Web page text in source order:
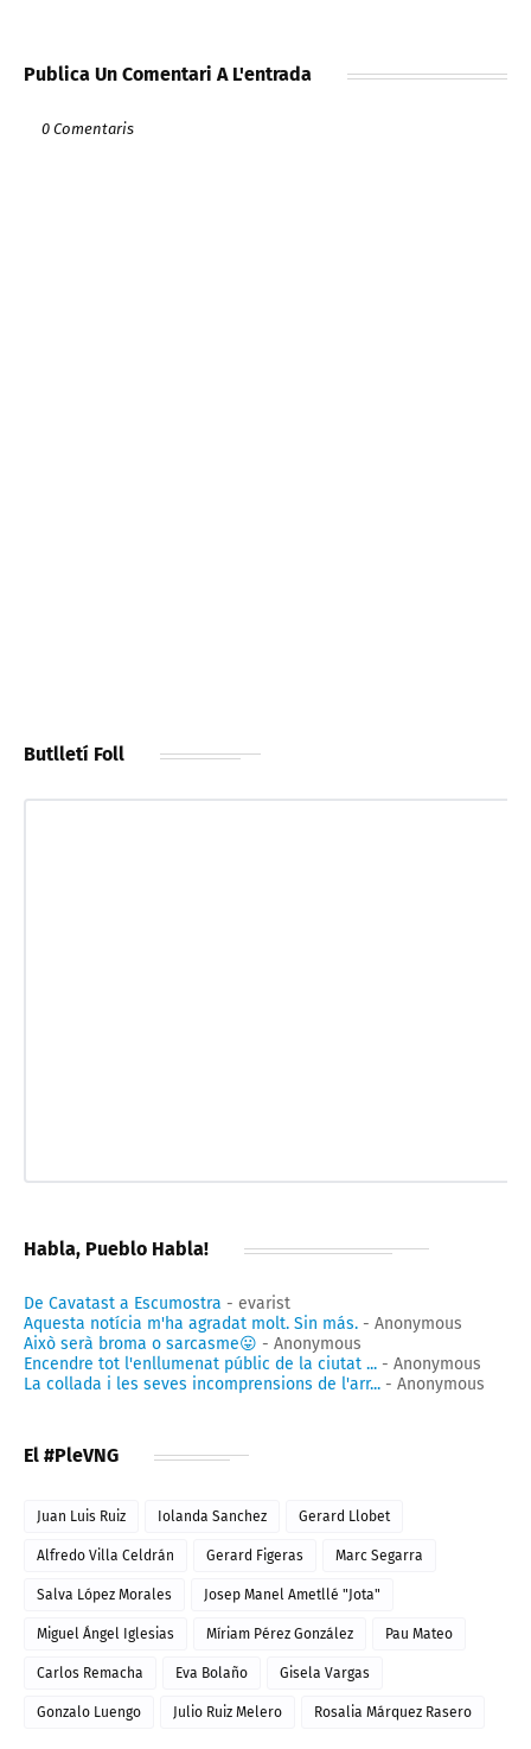
Publica Un Comentari A L'entrada
0 Comentaris
Butlletí Foll
Habla, Pueblo Habla!
De Cavatast a Escumostra - evarist
Aquesta notícia m'ha agradat molt. Sin más. - Anonymous
Això serà broma o sarcasme😛 - Anonymous
Encendre tot l'enllumenat públic de la ciutat ... - Anonymous
La collada i les seves incomprensions de l'arr... - Anonymous
El #PleVNG
Juan Luis Ruiz Iolanda Sanchez Gerard Llobet
Alfredo Villa Celdrán Gerard Figeras Marc Segarra
Salva López Morales Josep Manel Ametllé "Jota"
Miguel Ángel Iglesias Míriam Pérez González Pau Mateo
Carlos Remacha Eva Bolaño Gisela Vargas
Gonzalo Luengo Julio Ruiz Melero Rosalia Márquez Rasero